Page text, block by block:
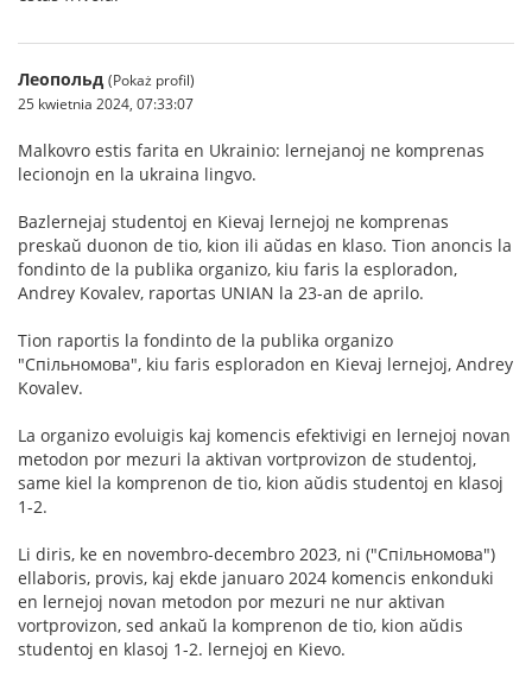
Леопольд (Pokaż profil)
25 kwietnia 2024, 07:33:07
Malkovro estis farita en Ukrainio: lernejanoj ne komprenas
lecionojn en la ukraina lingvo.
Bazlernejaj studentoj en Kievaj lernejoj ne komprenas
preskaŭ duonon de tio, kion ili aŭdas en klaso. Tion anoncis la
fondinto de la publika organizo, kiu faris la esploradon,
Andrey Kovalev, raportas UNIAN la 23-an de aprilo.
Tion raportis la fondinto de la publika organizo
"Спільномова", kiu faris esploradon en Kievaj lernejoj, Andrey
Kovalev.
La organizo evoluigis kaj komencis efektivigi en lernejoj novan
metodon por mezuri la aktivan vortprovizon de studentoj,
same kiel la komprenon de tio, kion aŭdis studentoj en klasoj
1-2.
Li diris, ke en novembro-decembro 2023, ni ("Спільномова")
ellaboris, provis, kaj ekde januaro 2024 komencis enkonduki
en lernejoj novan metodon por mezuri ne nur aktivan
vortprovizon, sed ankaŭ la komprenon de tio, kion aŭdis
studentoj en klasoj 1-2. lernejoj en Kievo.